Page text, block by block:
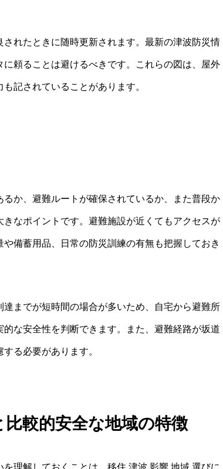
れたときに随時更新されます。最新の津波防災情
頼ることは避けるべきです。これらの図は、屋外
記されていることがあります。
か、避難ルートが確保されているか、また普段か
なポイントです。避難施設が近くてもアクセスが
備蓄用品、日常の防災訓練の有無も把握しておき
までが短時間の場合が多いため、自宅から避難所
な安全性を判断できます。また、避難経路が坂道
る必要があります。
較的安全な地域の特徴